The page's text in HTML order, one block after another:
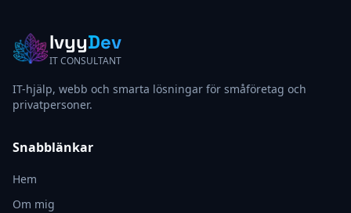
IvyyDev
IT CONSULTANT
IT-hjälp, webb och smarta lösningar för småföretag och
privatpersoner.
Snabblänkar
Hem
Om mig